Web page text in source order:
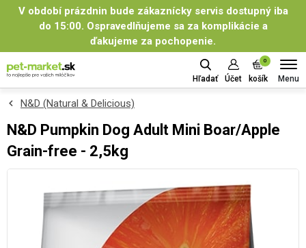
V období prázdnin bude zákaznícky servis dostupný iba
do 15:00. Ospravedlňujeme sa za komplikácie a
ďakujeme za pochopenie.
Hľadať Účet
0
košík Menu
N&D (Natural & Delicious)
N&D Pumpkin Dog Adult Mini Boar/Apple
Grain-free - 2,5kg